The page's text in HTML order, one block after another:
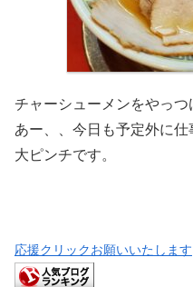
チャーシューメンをやっつ
あー、、今日も予定外に
大ピンチです。
応援クリックお願いいたします